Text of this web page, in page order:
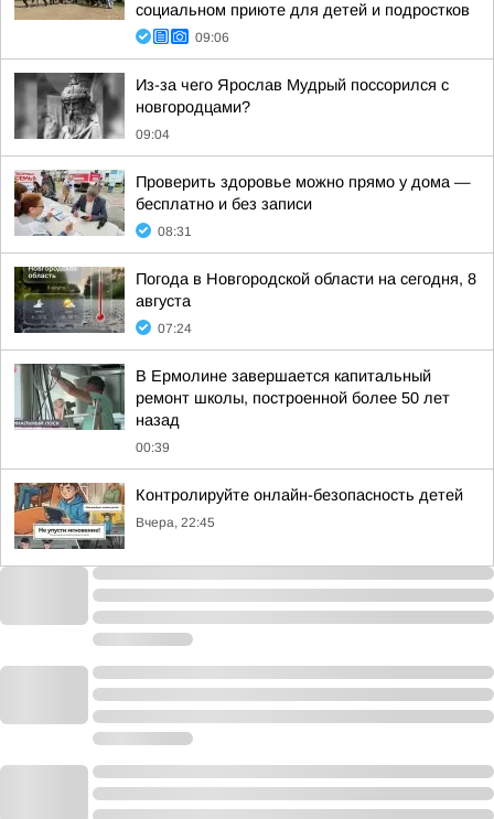
социальном приюте для детей и подростков
09:06
Из-за чего Ярослав Мудрый поссорился с
новгородцами?
09:04
Проверить здоровье можно прямо у дома —
бесплатно и без записи
08:31
Погода в Новгородской области на сегодня, 8
августа
07:24
В Ермолине завершается капитальный
ремонт школы, построенной более 50 лет
назад
00:39
Контролируйте онлайн-безопасность детей
Вчера, 22:45